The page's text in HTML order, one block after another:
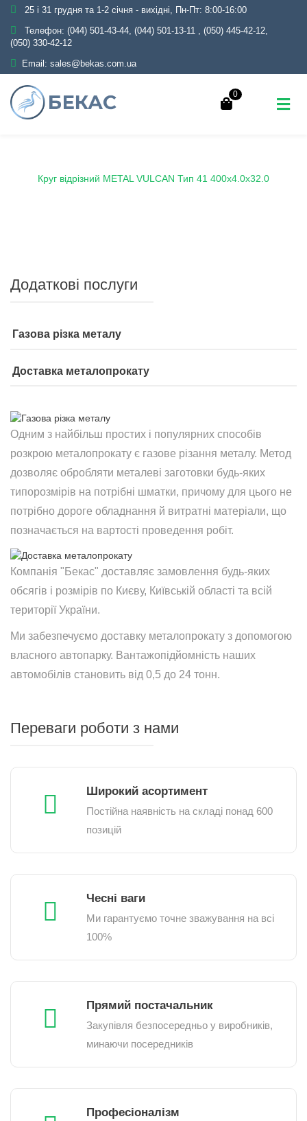
25 і 31 грудня та 1-2 січня - вихідні, Пн-Пт: 8:00-16:00
Телефон: (044) 501-43-44, (044) 501-13-11 , (050) 445-42-12,
(050) 330-42-12
Email: sales@bekas.com.ua
0
Круг відрізний METAL VULCAN Тип 41 400x4.0x32.0
Додаткові послуги
Газова різка металу
Доставка металопрокату
Одним з найбільш простих і популярних способів
розкрою металопрокату є газове різання металу. Метод
дозволяє обробляти металеві заготовки будь-яких
типорозмірів на потрібні шматки, причому для цього не
потрібно дороге обладнання й витратні матеріали, що
позначається на вартості проведення робіт.
Компанія "Бекас" доставляє замовлення будь-яких
обсягів і розмірів по Києву, Київській області та всій
території України.
Ми забезпечуємо доставку металопрокату з допомогою
власного автопарку. Вантажопідйомність наших
автомобілів становить від 0,5 до 24 тонн.
Переваги роботи з нами
Широкий асортимент
Постійна наявність на складі понад 600
позицій
Чесні ваги
Ми гарантуємо точне зважування на всі
100%
Прямий постачальник
Закупівля безпосередньо у виробників,
минаючи посередників
Професіоналізм